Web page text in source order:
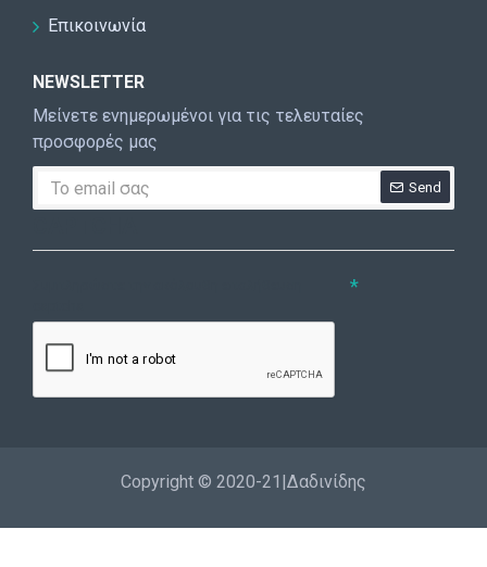
Επικοινωνία
NEWSLETTER
Μείνετε ενημερωμένοι για τις τελευταίες
προσφορές μας
Send
Copyright © 2020-21|Δαδινίδης